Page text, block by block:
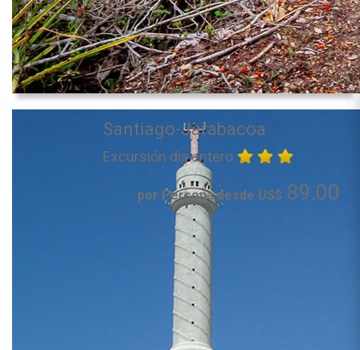
Santiago-Jarabacoa
Excursión dia entero
por Persona desde US$ 89.00